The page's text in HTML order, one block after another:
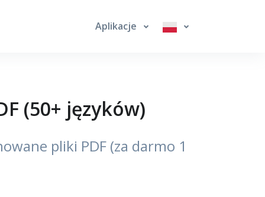
Aplikacje
(50+ języków)
pliki PDF (za darmo 1